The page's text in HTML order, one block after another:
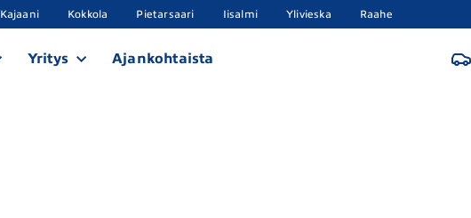
Kajaani Kokkola Pietarsaari Iisalmi Ylivieska Raahe
Yritys Ajankohtaista